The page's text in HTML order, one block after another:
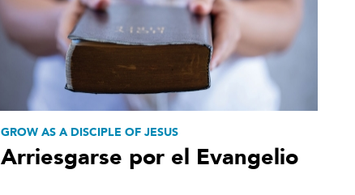
GROW AS A DISCIPLE OF JESUS
Arriesgarse por el Evangelio